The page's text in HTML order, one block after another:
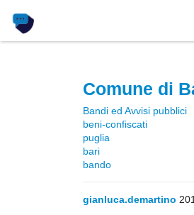
Comune di
Bandi ed Avvisi pubblici
beni-confiscati
puglia
bari
bando
gianluca.demartino